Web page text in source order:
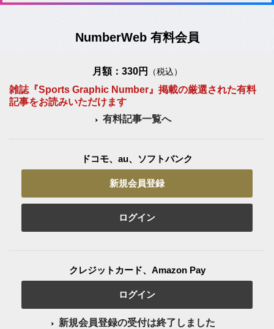
NumberWeb 有料会員
月額：330円 （税込）
雑誌『Sports Graphic Number』掲載の厳選された有料
記事をお読みいただけます
有料記事一覧へ
ドコモ、au、ソフトバンク
新規会員登録
ログイン
クレジットカード、Amazon Pay
ログイン
新規会員登録の受付は終了しました